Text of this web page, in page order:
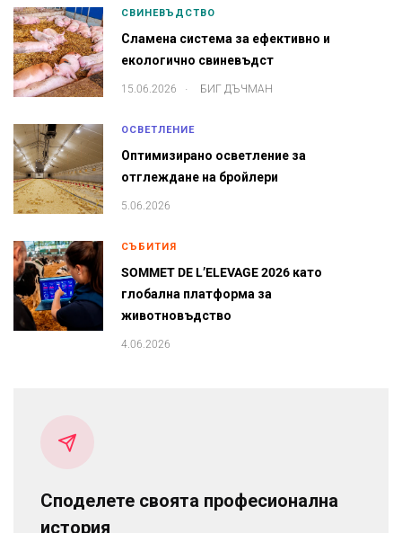
СВИНЕВЪДСТВО
Сламена система за ефективно и
екологично свиневъдст
15.06.2026 БИГ ДЪЧМАН
ОСВЕТЛЕНИЕ
Оптимизирано осветление за
отглеждане на бройлери
5.06.2026
СЪБИТИЯ
SOMMET DE L’ELEVAGE 2026 като
глобална платформа за
животновъдство
4.06.2026
Споделете своята професионална
история